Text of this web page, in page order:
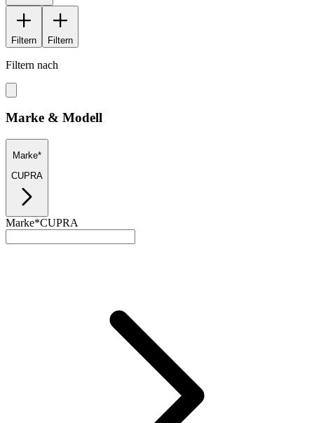
Filtern Filtern
Filtern nach
Marke & Modell
Marke*
CUPRA
Marke*CUPRA